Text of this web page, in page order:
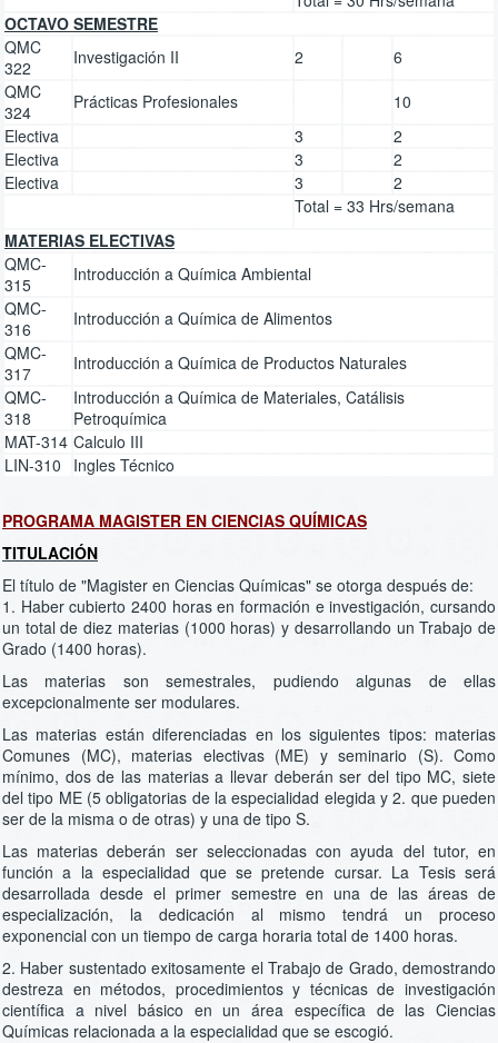
OCTAVO SEMESTRE
QMC
322
Investigación II 2
6
QMC
324
Prácticas Profesionales
10
Electiva
3
2
Electiva
3
2
Electiva
3
2
Total = 33 Hrs/semana
MATERIAS ELECTIVAS
QMC-
315
Introducción a Química Ambiental
QMC-
316
Introducción a Química de Alimentos
QMC-
317
Introducción a Química de Productos Naturales
QMC-
318
Introducción a Química de Materiales, Catálisis
Petroquímica
MAT-314 Calculo III
LIN-310
Ingles Técnico
PROGRAMA MAGISTER EN CIENCIAS QUÍMICAS
TITULACIÓN
El título de "Magister en Ciencias Químicas" se otorga después de:
1. Haber cubierto 2400 horas en formación e investigación, cursando
un total de diez materias (1000 horas) y desarrollando un Trabajo de
Grado (1400 horas).
Las materias son semestrales, pudiendo algunas de ellas
excepcionalmente ser modulares.
Las materias están diferenciadas en los siguientes tipos: materias
Comunes (MC), materias electivas (ME) y seminario (S). Como
mínimo, dos de las materias a llevar deberán ser del tipo MC, siete
del tipo ME (5 obligatorias de la especialidad elegida y 2. que pueden
ser de la misma o de otras) y una de tipo S.
Las materias deberán ser seleccionadas con ayuda del tutor, en
función a la especialidad que se pretende cursar. La Tesis será
desarrollada desde el primer semestre en una de las áreas de
especialización, la dedicación al mismo tendrá un proceso
exponencial con un tiempo de carga horaria total de 1400 horas.
2. Haber sustentado exitosamente el Trabajo de Grado, demostrando
destreza en métodos, procedimientos y técnicas de investigación
científica a nivel básico en un área específica de las Ciencias
Químicas relacionada a la especialidad que se escogió.